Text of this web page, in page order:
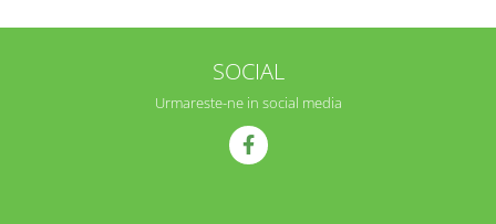
SOCIAL
Urmareste-ne in social media